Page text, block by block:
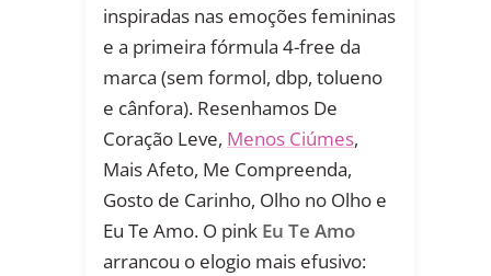
inspiradas nas emoções femininas
e a primeira fórmula 4-free da
marca (sem formol, dbp, tolueno
e cânfora). Resenhamos De
Coração Leve, Menos Ciúmes,
Mais Afeto, Me Compreenda,
Gosto de Carinho, Olho no Olho e
Eu Te Amo. O pink Eu Te Amo
arrancou o elogio mais efusivo: